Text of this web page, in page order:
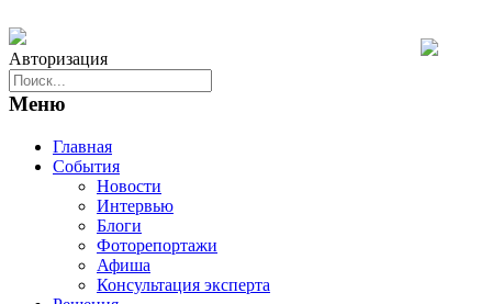
Авторизация
Меню
Главная
События
Новости
Интервью
Блоги
Фоторепортажи
Афиша
Консультация эксперта